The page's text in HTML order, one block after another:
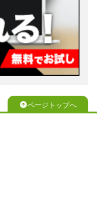
ページトップへ